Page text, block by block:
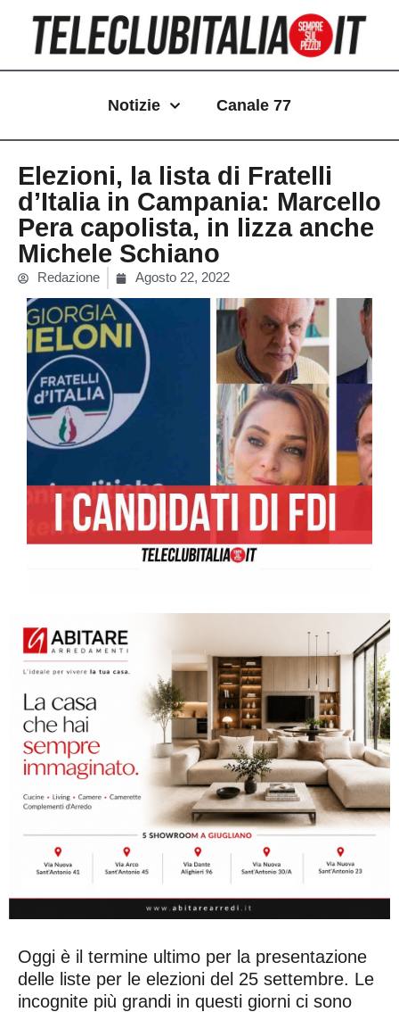
contenuto
Notizie Canale 77
Elezioni, la lista di Fratelli
d’Italia in Campania: Marcello
Pera capolista, in lizza anche
Michele Schiano
Redazione Agosto 22, 2022
Oggi è il termine ultimo per la presentazione
delle liste per le elezioni del 25 settembre. Le
incognite più grandi in questi giorni ci sono